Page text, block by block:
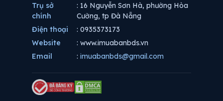
Trụ sở
chính
: 16 Nguyễn Sơn Hà, phường Hòa
Cường, tp Đà Nẵng
Điện thoại
: 0935373173
Website
: www.imuabanbds.vn
Email
: imuabanbds@gmail.com